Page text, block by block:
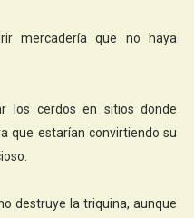
mercadería que no haya
los cerdos en sitios donde
que estarían convirtiendo su
destruye la triquina, aunque